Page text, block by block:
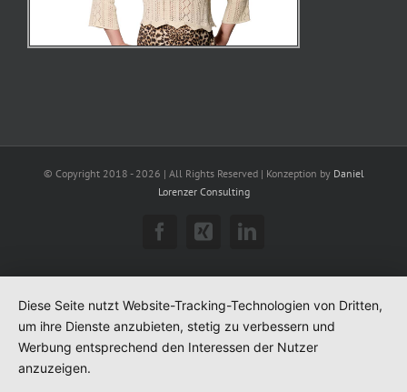
© Copyright 2018 - 2026 | All Rights Reserved | Konzeption by Daniel
Lorenzer Consulting
FacebookXing LinkedIn
Diese Seite nutzt Website-Tracking-Technologien von Dritten,
um ihre Dienste anzubieten, stetig zu verbessern und
Werbung entsprechend den Interessen der Nutzer
anzuzeigen.